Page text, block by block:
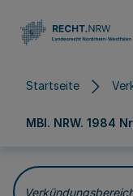
Startseite
MBl. NRW. 1984